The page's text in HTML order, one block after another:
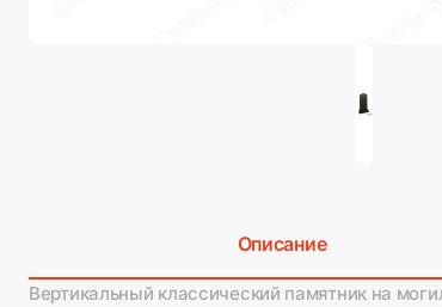
Описание
Вертикальный классический памятник на